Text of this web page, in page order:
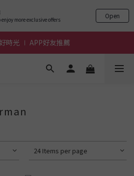
more exclusive offers Open
怪獸一族系列活動!
怪獸一族系列活動!
時光 ∣ APP好友推薦
~怪獸一族系列活動!
24 Items per page